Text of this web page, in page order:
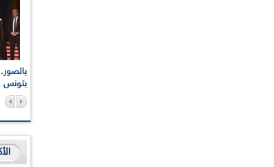
بتونس